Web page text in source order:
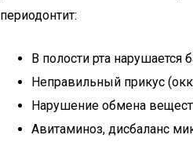
периодонтит:
В полости рта нарушается
Неправильный прикус
Нарушение обмена
Авитаминоз, дисбаланс